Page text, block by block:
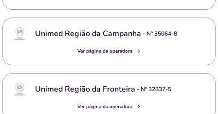
Unimed Região da Campanha - Nº35064-8
Ver página da operadora
Unimed Região da Fronteira - Nº32837-5
Ver página da operadora